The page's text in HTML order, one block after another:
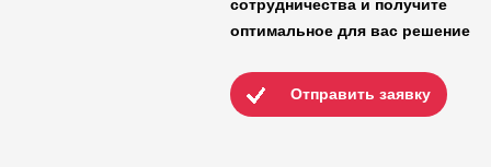
сотрудничества и получите
оптимальное для вас решение
Отправить заявку